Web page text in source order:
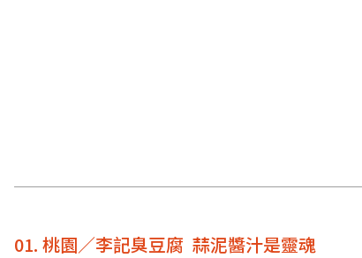
01. 桃園／李記臭豆腐 蒜泥醬汁是靈魂